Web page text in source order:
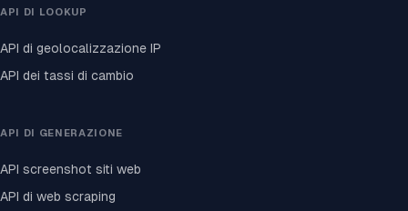
API DI LOOKUP
API di geolocalizzazione IP
API dei tassi di cambio
API DI GENERAZIONE
API screenshot siti web
API di web scraping